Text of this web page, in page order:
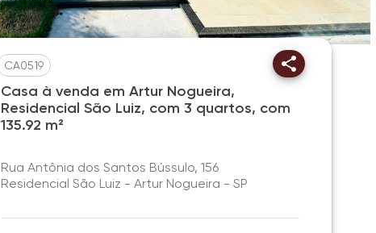
CA0519
Casa à venda em Artur Nogueira,
Residencial São Luiz, com 3 quartos, com
135.92 m²
Rua Antônia dos Santos Bússulo, 156
Residencial São Luiz - Artur Nogueira - SP